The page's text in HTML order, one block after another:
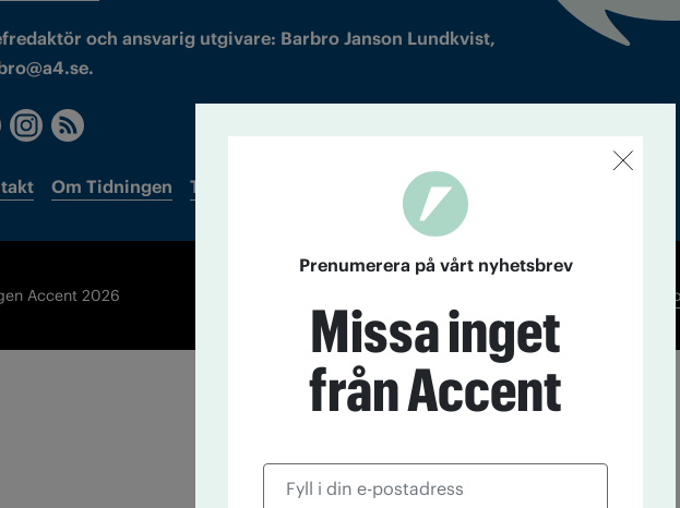
och ansvarig utgivare: Barbro Janson Lundkvist,
Om Tidningen Tidningsarkiv In English
Accent 2026
Prenumerera på vårt nyhetsbrev
Missa inget
från Accent